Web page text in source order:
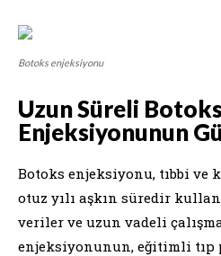
Botoks enjeksiyonu
Uzun Süreli
Enjeksiyonunun
Botoks enjeksiyonu, tıbbi ve
otuz yılı aşkın süredir
veriler ve uzun vadeli
enjeksiyonunun, eğitimli tıp